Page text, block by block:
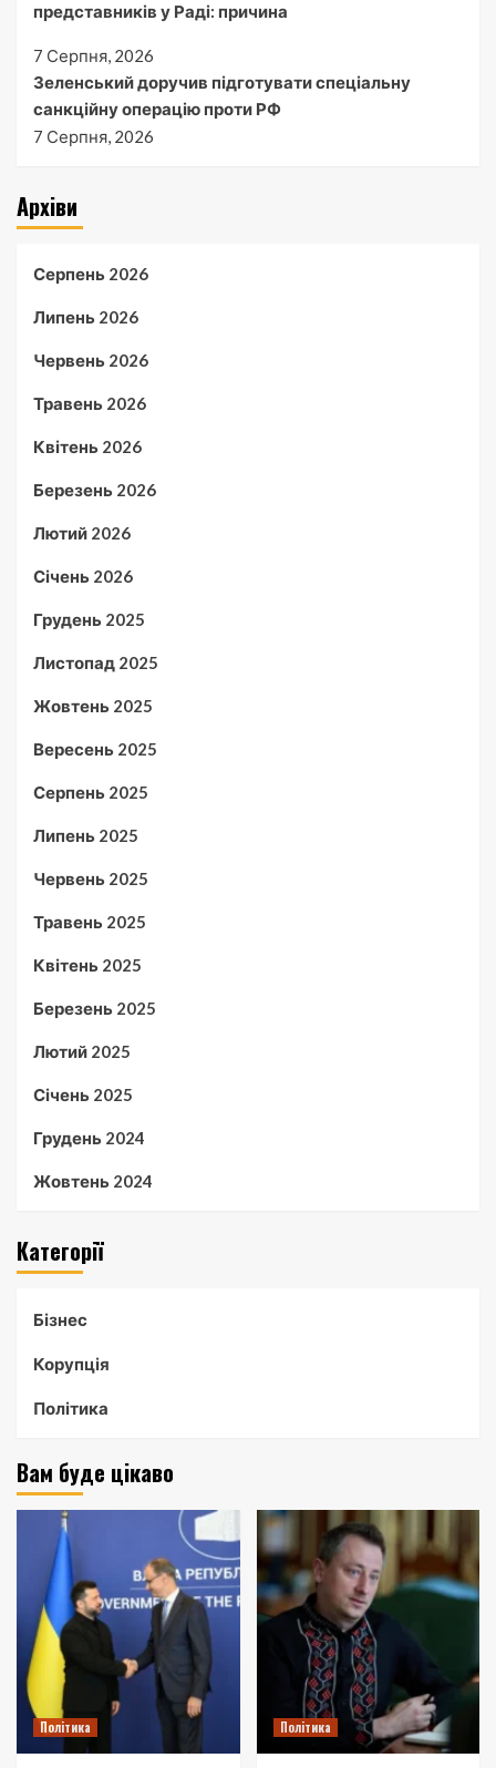
представників у Раді: причина
7 Серпня, 2026
Зеленський доручив підготувати спеціальну
санкційну операцію проти РФ
7 Серпня, 2026
Архіви
Серпень 2026
Липень 2026
Червень 2026
Травень 2026
Квітень 2026
Березень 2026
Лютий 2026
Січень 2026
Грудень 2025
Листопад 2025
Жовтень 2025
Вересень 2025
Серпень 2025
Липень 2025
Червень 2025
Травень 2025
Квітень 2025
Березень 2025
Лютий 2025
Січень 2025
Грудень 2024
Жовтень 2024
Категорії
Бізнес
Корупція
Політика
Вам буде цікаво
Політика Політика